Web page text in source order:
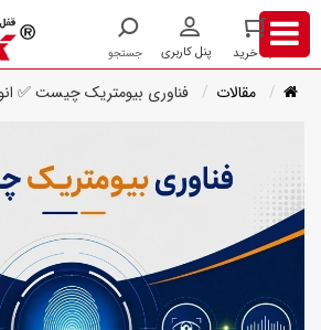
مقالات فناوری بیومتریک چیست ✅